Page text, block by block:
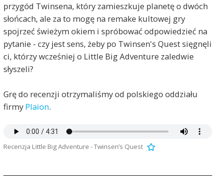
przygód Twinsena, który zamieszkuje planetę o dwóch
słońcach, ale za to mogę na remake kultowej gry
spojrzeć świeżym okiem i spróbować odpowiedzieć na
pytanie - czy jest sens, żeby po Twinsen's Quest sięgnęli
ci, którzy wcześniej o Little Big Adventure zaledwie
słyszeli?
Grę do recenzji otrzymaliśmy od polskiego oddziału
firmy Plaion.
Recenzja Little Big Adventure - Twinsen’s Quest